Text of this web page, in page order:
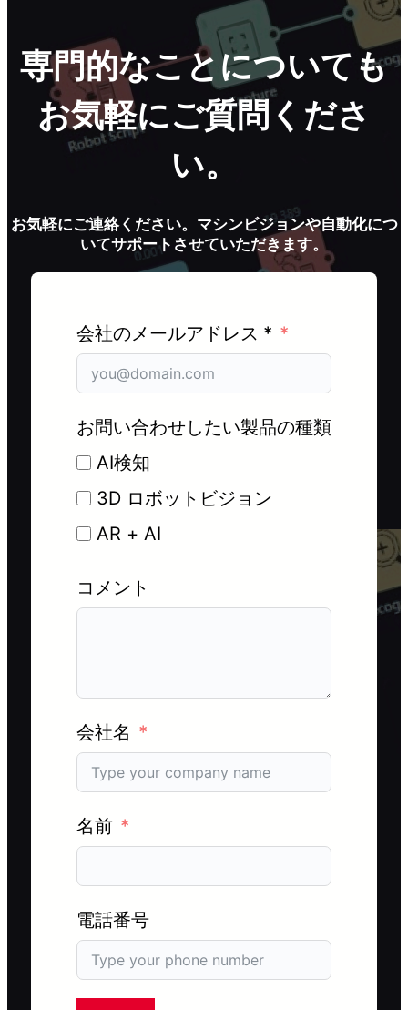
専門的なことについても
お気軽にご質問くださ
い。
お気軽にご連絡ください。マシンビジョンや自動化につ
いてサポートさせていただきます。
会社のメールアドレス *
お問い合わせしたい製品の種類
AI検知
3D ロボットビジョン
AR + AI
コメント
会社名
名前
電話番号